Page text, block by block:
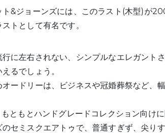
ト&ジョーンズには、このラスト(木型)が
トとして有名です。
行に左右されない、シンプルなエレガント
えるでしょう。
オードリーは、ビジネスや冠婚葬祭など、
ともとハンドグレードコレクション向け
のセミスクエアトゥで、普通すぎず、尖り